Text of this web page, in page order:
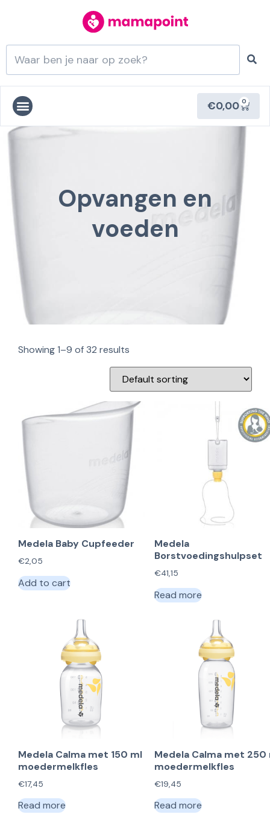
€0,00 0
Opvangen en
voeden
Showing 1–9 of 32 results
Medela Baby Cupfeeder
€2,05
Add to cart
Medela
Borstvoedingshulpset
€41,15
Read more
Medela Calma met 150 ml
moedermelkfles
€17,45
Read more
Medela Calma met 250
moedermelkfles
€19,45
Read more